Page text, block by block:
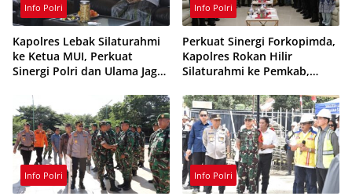
Info Polri
Kapolres Lebak Silaturahmi
ke Ketua MUI, Perkuat
Sinergi Polri dan Ulama Jaga
Info Polri
Perkuat Sinergi Forkopimda,
Kapolres Rokan Hilir
Silaturahmi ke Pemkab,
Info Polri Info Polri